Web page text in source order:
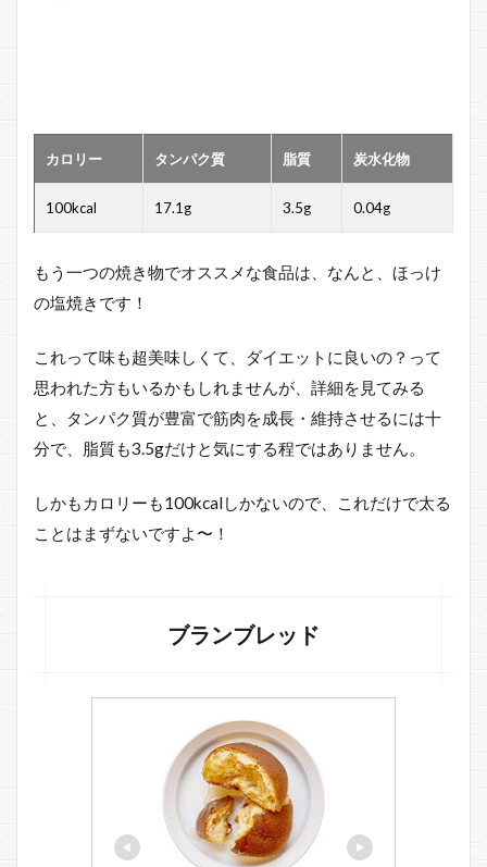
カロリー タンパク質 脂質 炭水化物
100kcal 17.1g 3.5g 0.04g
もう一つの焼き物でオススメな食品は、なんと、ほっけ
の塩焼きです！
これって味も超美味しくて、ダイエットに良いの？って
思われた方もいるかもしれませんが、詳細を見てみる
と、タンパク質が豊富で筋肉を成長・維持させるには十
分で、脂質も3.5gだけと気にする程ではありません。
しかもカロリーも100kcalしかないので、これだけで太る
ことはまずないですよ〜！
ブランブレッド